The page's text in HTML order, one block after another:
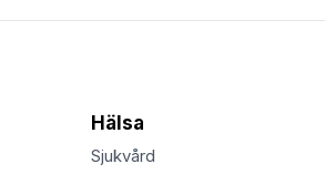
Hälsa
Sjukvård